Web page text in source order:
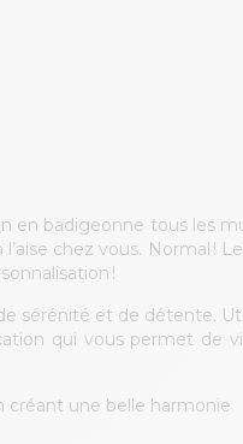
en badigeonne tous les
chez vous. Normal !
!
sérénité et de détente.
qui vous permet de
créant une belle harmonie